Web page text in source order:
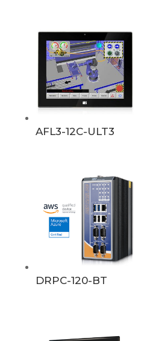
AFL3-12C-ULT3
DRPC-120-BT